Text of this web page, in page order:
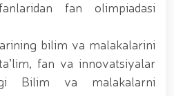
yoshlar bilan uchrashuvi
harbiy xizmatchilarga
// Milliy gvardiya
polkovnik B.Tashmatov
ishlari davomida yoshlar
ochiq muloqot o‘tkazdi. //
sodir etishga moyil
fan olimpiadasi
bilim va malakalarini
fan va innovatsiyalar
Bilim va malakalarni